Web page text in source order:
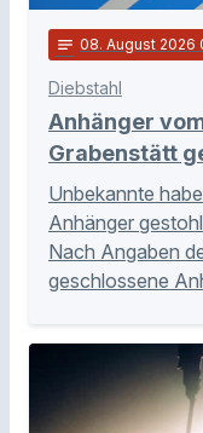
notes 08. August 2026
Diebstahl
Anhänger
Grabenstätt
Unbekannte
Anhänger
Nach Angaben
geschlossene